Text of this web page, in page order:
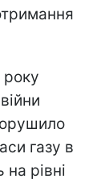
року
газу в
рівні